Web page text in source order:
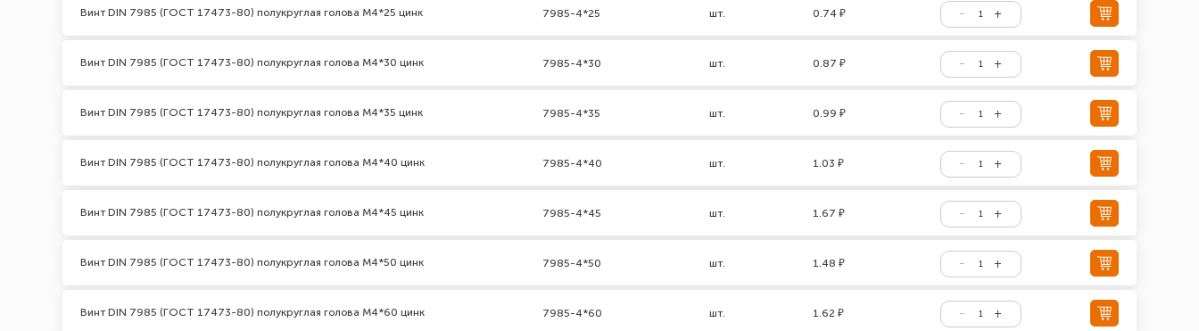
Винт DIN 7985 (ГОСТ 17473-80) полукруглая голова М4*25 цинк 7985-4*25 шт. 0.74 ₽
Винт DIN 7985 (ГОСТ 17473-80) полукруглая голова М4*30 цинк 7985-4*30 шт. 0.87 ₽
Винт DIN 7985 (ГОСТ 17473-80) полукруглая голова М4*35 цинк 7985-4*35 шт. 0.99 ₽
Винт DIN 7985 (ГОСТ 17473-80) полукруглая голова М4*40 цинк 7985-4*40 шт. 1.03 ₽
Винт DIN 7985 (ГОСТ 17473-80) полукруглая голова М4*45 цинк 7985-4*45 шт. 1.67 ₽
Винт DIN 7985 (ГОСТ 17473-80) полукруглая голова М4*50 цинк 7985-4*50 шт. 1.48 ₽
Винт DIN 7985 (ГОСТ 17473-80) полукруглая голова М4*60 цинк 7985-4*60 шт. 1.62 ₽